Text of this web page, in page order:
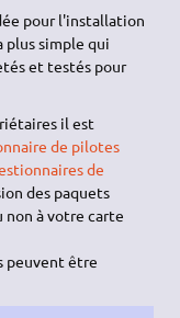
pour l'installation
simple qui
et testés pour
il est
de pilotes
de
des paquets
non à votre carte
peuvent être